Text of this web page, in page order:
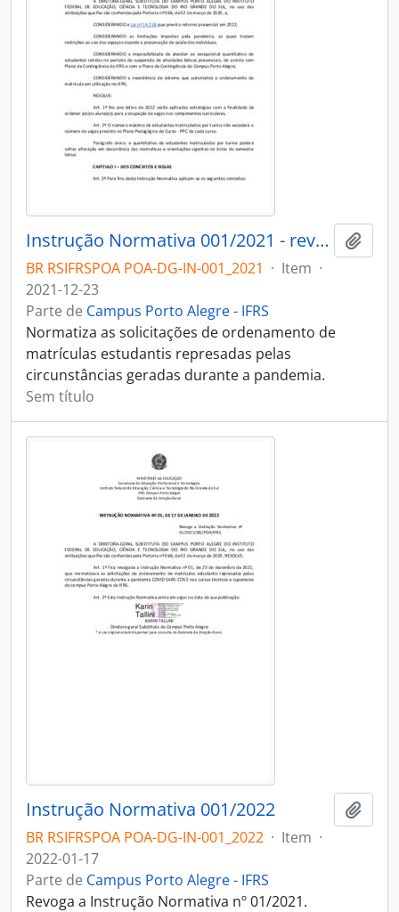
Instrução Normativa 001/2021 - revogado
BR RSIFRSPOA POA-DG-IN-001_2021 · Item ·
2021-12-23
Parte de Campus Porto Alegre - IFRS
Normatiza as solicitações de ordenamento de
matrículas estudantis represadas pelas
circunstâncias geradas durante a pandemia.
Sem título
Instrução Normativa 001/2022
BR RSIFRSPOA POA-DG-IN-001_2022 · Item ·
2022-01-17
Parte de Campus Porto Alegre - IFRS
Revoga a Instrução Normativa nº 01/2021.